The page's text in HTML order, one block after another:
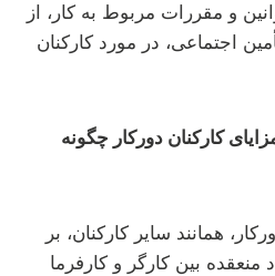
و مقررات مربوط به کار، از
اجتماعی، در مورد کارکنان
کارکنان دورکار چگونه
همانند سایر کارکنان، بر
منعقده بین کارگر و کارفرما